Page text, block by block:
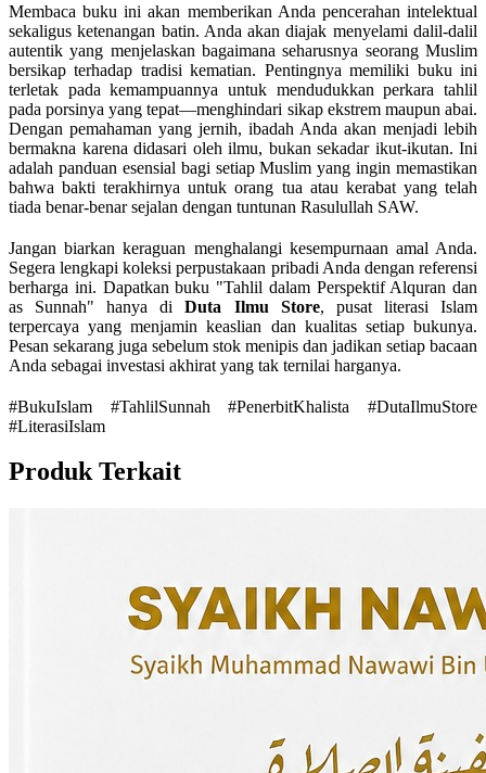
Membaca buku ini akan memberikan Anda pencerahan intelektual
sekaligus ketenangan batin. Anda akan diajak menyelami dalil-dalil
autentik yang menjelaskan bagaimana seharusnya seorang Muslim
bersikap terhadap tradisi kematian. Pentingnya memiliki buku ini
terletak pada kemampuannya untuk mendudukkan perkara tahlil
pada porsinya yang tepat—menghindari sikap ekstrem maupun abai.
Dengan pemahaman yang jernih, ibadah Anda akan menjadi lebih
bermakna karena didasari oleh ilmu, bukan sekadar ikut-ikutan. Ini
adalah panduan esensial bagi setiap Muslim yang ingin memastikan
bahwa bakti terakhirnya untuk orang tua atau kerabat yang telah
tiada benar-benar sejalan dengan tuntunan Rasulullah SAW.
Jangan biarkan keraguan menghalangi kesempurnaan amal Anda.
Segera lengkapi koleksi perpustakaan pribadi Anda dengan referensi
berharga ini. Dapatkan buku "Tahlil dalam Perspektif Alquran dan
as Sunnah" hanya diDuta Ilmu Store, pusat literasi Islam
terpercaya yang menjamin keaslian dan kualitas setiap bukunya.
Pesan sekarang juga sebelum stok menipis dan jadikan setiap bacaan
Anda sebagai investasi akhirat yang tak ternilai harganya.
#BukuIslam #TahlilSunnah #PenerbitKhalista #DutaIlmuStore
#LiterasiIslam
Produk Terkait